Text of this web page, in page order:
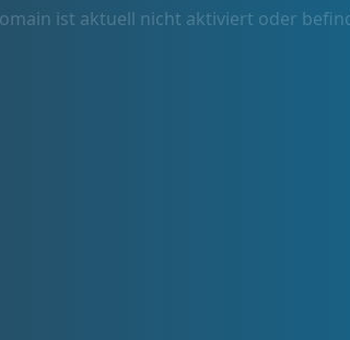
ist aktuell nicht aktiviert oder